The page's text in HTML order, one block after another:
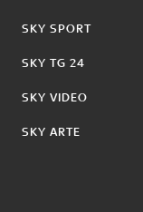
SKY SPORT
SKY TG 24
SKY VIDEO
SKY ARTE